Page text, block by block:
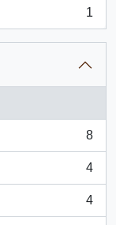
1
8
4
4